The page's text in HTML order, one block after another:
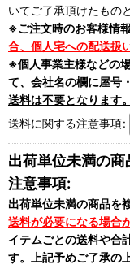
いてご了承頂けたもの
※ご注文時のお客様情
合、個人宅への配送扱
※個人事業主様などの
て、会社名の欄に屋号
送料は不要となります。
送料に関する注意事項:
出荷単位未満の
注意事項:
出荷単位未満の商品を
送料が必要になる場合
イテムごとの送料や合
す。上記予めご了承の